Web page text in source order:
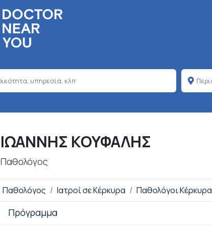
ΙΩΑΝΝΗΣ ΚΟΥΦΑΛΗΣ
Παθολόγος
Παθολόγος Ιατροί σε Κέρκυρα Παθολόγοι Κέρκυρα
Πρόγραμμα